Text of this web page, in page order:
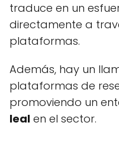
traduce en un
directamente a
plataformas.
Además, hay un
plataformas de
promoviendo un
leal en el sector.